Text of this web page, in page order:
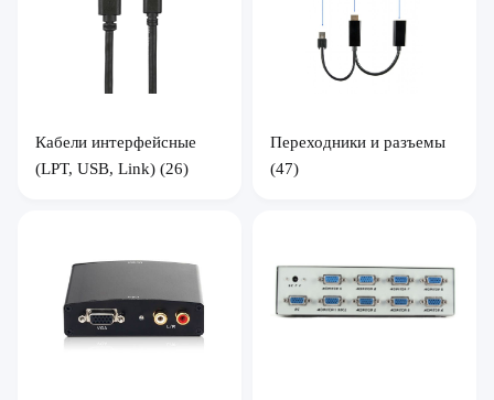
Кабели интерфейсные
(LPT, USB, Link) (26)
Переходники и разъемы
(47)